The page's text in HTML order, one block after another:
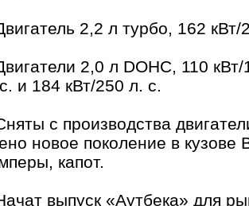
2,2 л турбо, 162
2,0 л DOHC, 110
и 184 кВт/250 л. с.
с производства
новое поколение в
капот.
выпуск «Аутбека» для